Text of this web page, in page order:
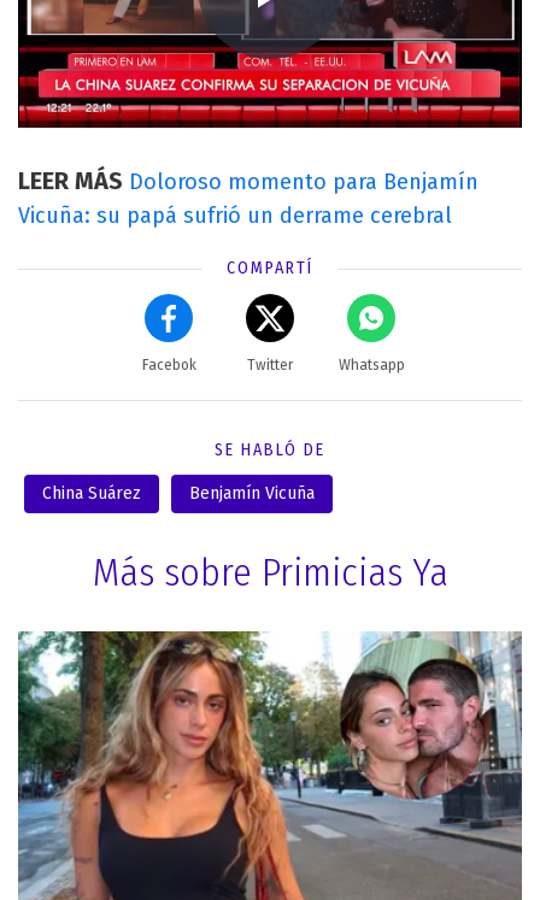
LEER MÁS Doloroso momento para Benjamín
Vicuña: su papá sufrió un derrame cerebral
COMPARTÍ
Facebok Twitter Whatsapp
SE HABLÓ DE
China Suárez Benjamín Vicuña
Más sobre Primicias Ya